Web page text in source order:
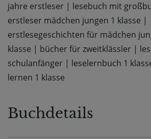
jahre erstleser | lesebuch mit
erstleser mädchen jungen 1 klasse |
erstlesegeschichten für mädchen
klasse | bücher für zweitklässler |
schulanfänger | leselernbuch 1
lernen 1 klasse
Buchdetails